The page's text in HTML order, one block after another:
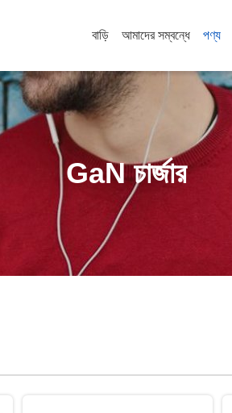
বাড়ি আমাদের সম্বন্ধে পণ্য
GaN চার্জার